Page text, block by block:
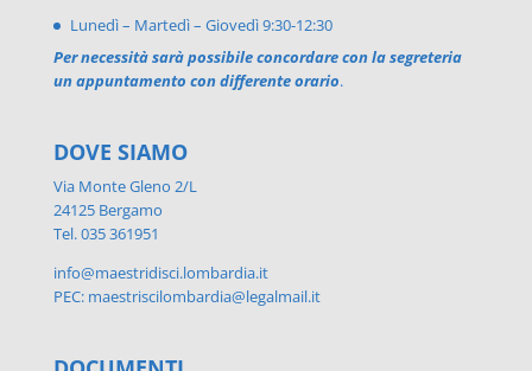
Lunedì – Martedì – Giovedì 9:30-12:30
Per necessità sarà possibile concordare con la segreteria
un appuntamento con differente orario.
DOVE SIAMO
Via Monte Gleno 2/L
24125 Bergamo
Tel. 035 361951
info@maestridisci.lombardia.it
PEC: maestriscilombardia@legalmail.it